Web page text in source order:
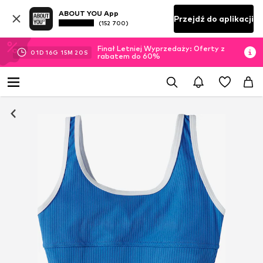
ABOUT YOU App
(152 700) Przejdź do aplikacji
01D 16G 15M 20 S
Finał Letniej Wyprzedaży: Oferty z
rabatem do 60%